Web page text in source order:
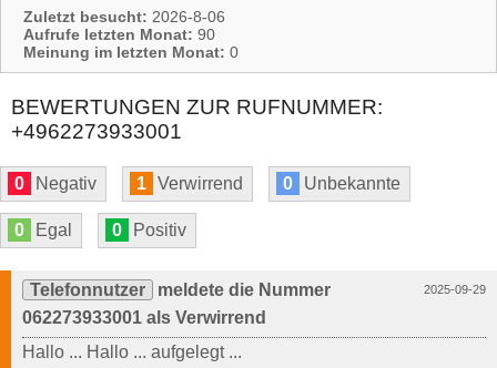
Zuletzt besucht: 2026-8-06
Aufrufe letzten Monat: 90
Meinung im letzten Monat: 0
BEWERTUNGEN ZUR RUFNUMMER:
+4962273933001
0 Negativ 1 Verwirrend 0 Unbekannte
0 Egal 0 Positiv
2025-09-29
Telefonnutzer
meldete die Nummer
062273933001 als Verwirrend
Hallo ... Hallo ... aufgelegt ...